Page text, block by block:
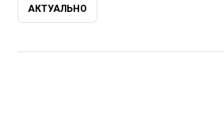
АКТУАЛЬНО